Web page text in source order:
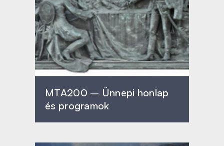
MTA200 – Ünnepi honlap
és programok